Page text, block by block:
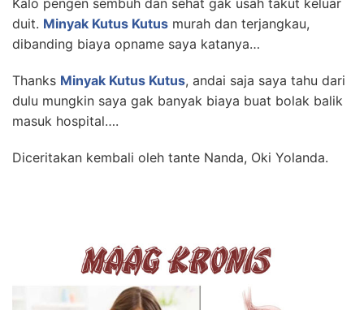
duit. Minyak Kutus Kutus murah dan terjangkau,
dibanding biaya opname saya katanya…
Thanks Minyak Kutus Kutus, andai saja saya tahu dari
dulu mungkin saya gak banyak biaya buat bolak balik
masuk hospital….
Diceritakan kembali oleh tante Nanda, Oki Yolanda.